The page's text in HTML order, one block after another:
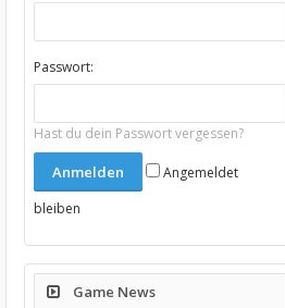
Passwort:
Hast du dein Passwort vergessen?
Angemeldet
bleiben
Game News